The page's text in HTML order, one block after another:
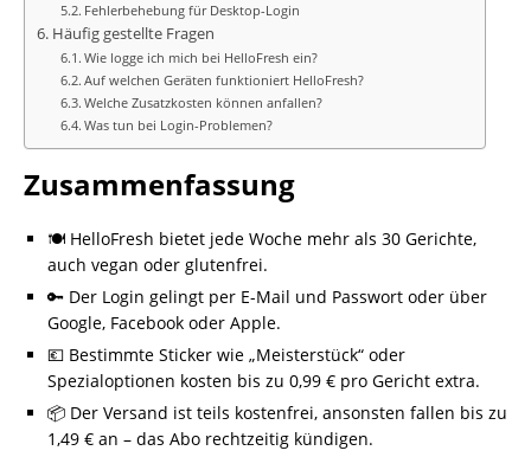
Fehlerbehebung für Desktop-Login
Häufig gestellte Fragen
Wie logge ich mich bei HelloFresh ein?
Auf welchen Geräten funktioniert HelloFresh?
Welche Zusatzkosten können anfallen?
Was tun bei Login-Problemen?
Zusammenfassung
🍽️ HelloFresh bietet jede Woche mehr als 30 Gerichte,
auch vegan oder glutenfrei.
🔑 Der Login gelingt per E-Mail und Passwort oder über
Google, Facebook oder Apple.
💶 Bestimmte Sticker wie „Meisterstück“ oder
Spezialoptionen kosten bis zu 0,99 € pro Gericht extra.
📦 Der Versand ist teils kostenfrei, ansonsten fallen bis zu
1,49 € an – das Abo rechtzeitig kündigen.